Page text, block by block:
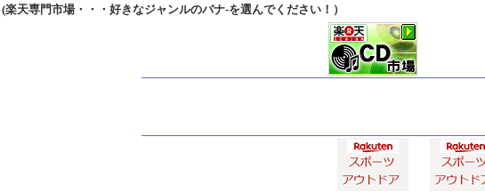
(楽天専門市場・・・好きなジャンルのバナ-を選んでください！）